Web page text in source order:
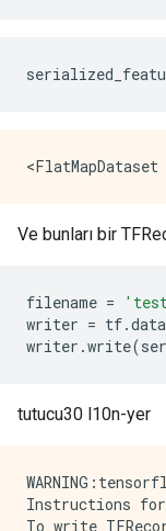
Ve bunları bir
filename =
writer = tf.data
writer .write(
tutucu30 l10n-yer
Instructions